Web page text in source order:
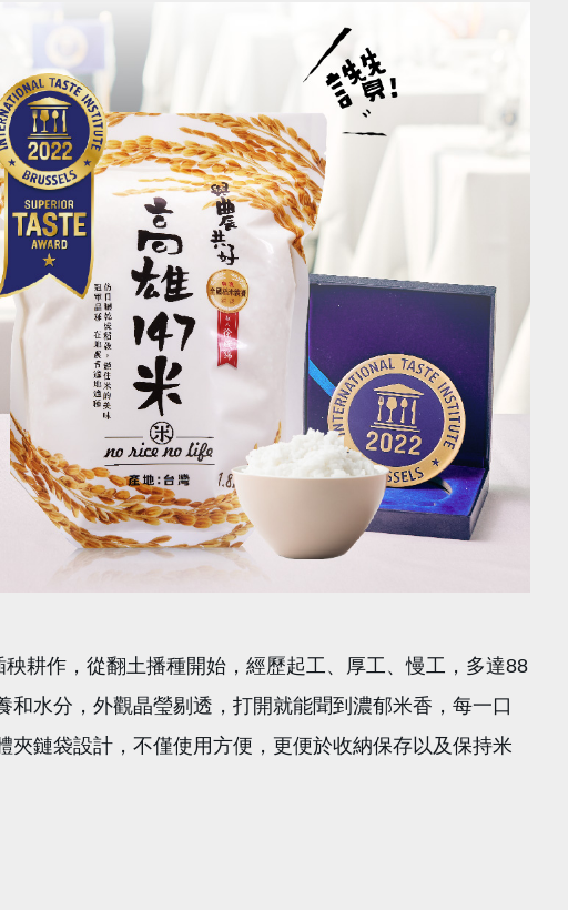
耕作，從翻土播種開始，經歷起工、厚工、慢工，多達88
水分，外觀晶瑩剔透，打開就能聞到濃郁米香，每一口
鏈袋設計，不僅使用方便，更便於收納保存以及保持米